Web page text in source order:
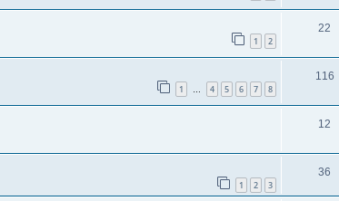
1 2
22
1 … 4 5 6 7 8
116
12
1 2 3
36